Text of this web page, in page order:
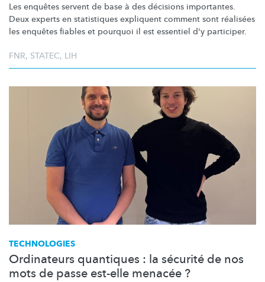
Les enquêtes servent de base à des décisions importantes.
Deux experts en statistiques expliquent comment sont réalisées
les enquêtes fiables et pourquoi il est essentiel d'y participer.
FNR, STATEC, LIH
TECHNOLOGIES
Ordinateurs quantiques : la sécurité de nos
mots de passe est-elle menacée ?